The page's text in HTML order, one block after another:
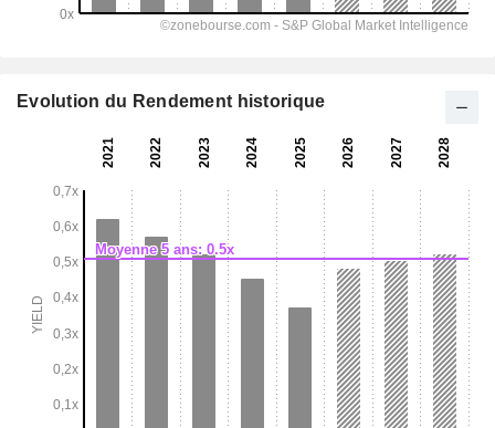
Evolution du Rendement historique